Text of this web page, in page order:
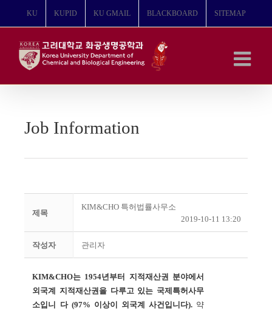
뛰
KU KUPID KU GMAIL BLACKBOARD SITEMAP
Job Information
제목
KIM&CHO 특허법률사무소
2019-10-11 13:20
작성자 관리자
KIM&CHO는 1954년부터 지적재산권 분야에서
외국계
지적재산권을 다루고 있는 국제특허사무
소입니
다 (97% 이상이 외국계 사건입니다). 약